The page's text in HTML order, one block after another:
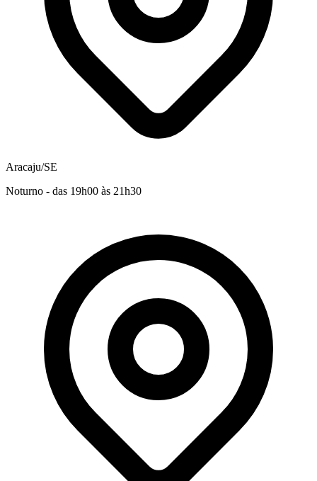
Aracaju/SE
Noturno - das 19h00 às 21h30